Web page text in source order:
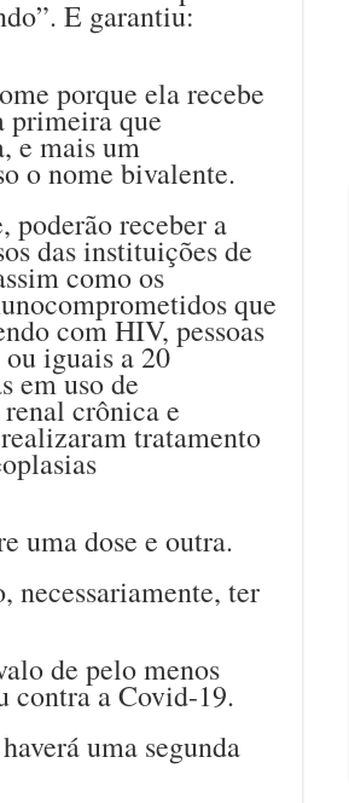
E garantiu:
porque ela recebe
primeira que
e mais um
o nome bivalente.
poderão receber a
das instituições de
como os
que
com HIV, pessoas
iguais a 20
em uso de
renal crônica e
tratamento
uma dose e outra.
necessariamente, ter
de pelo menos
contra a Covid-19.
uma segunda